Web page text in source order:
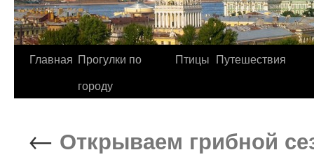
Перейти
Главная Прогулки по
городу
Птицы Путешествия
← Открываем грибной